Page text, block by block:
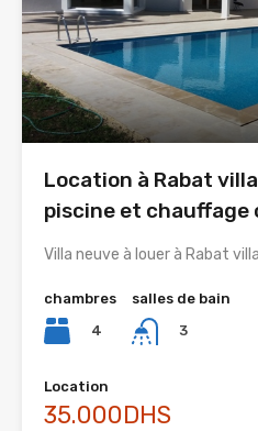
Location à Rabat
piscine et chauffage
Villa neuve à louer à Rabat
chambres
4
salles de bain
3
Location
35.000DHS